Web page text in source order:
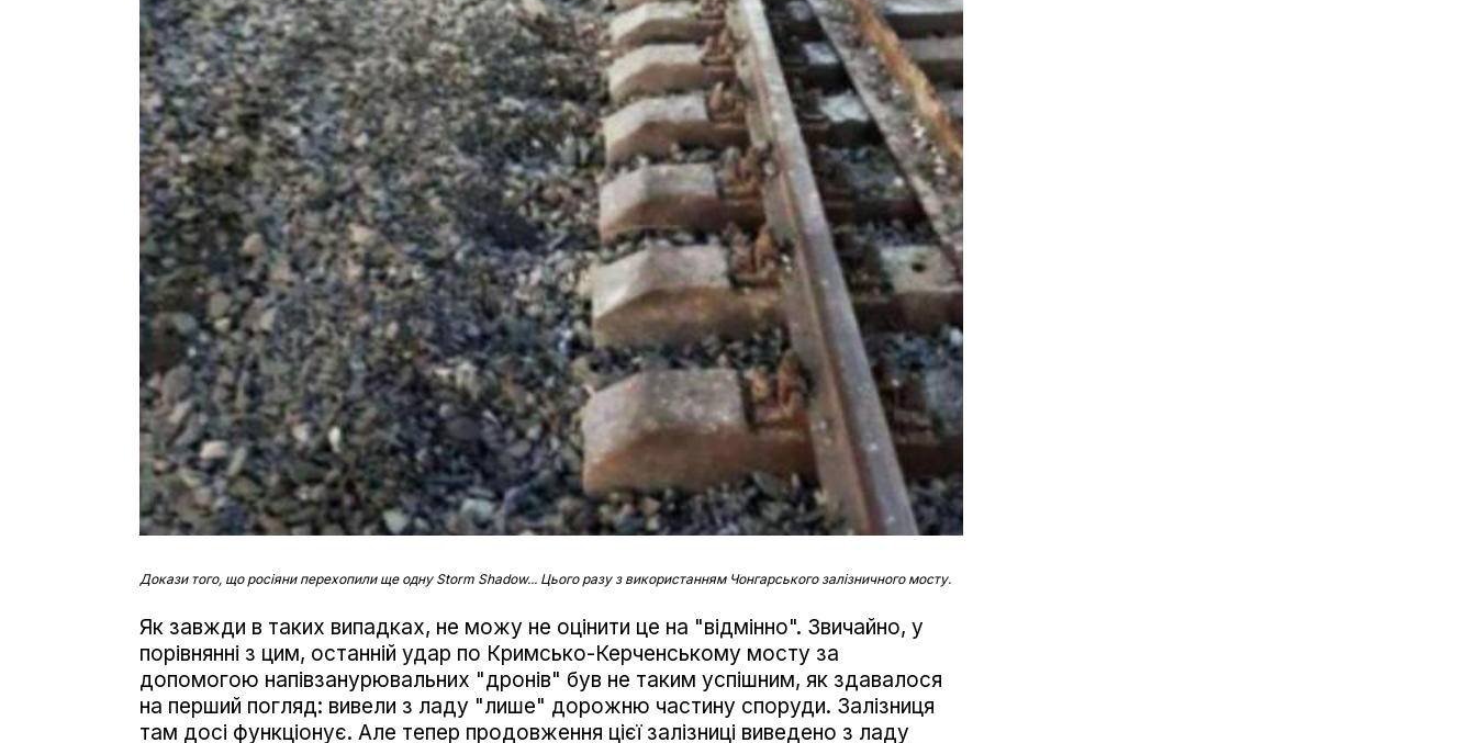
Докази того, що росіяни перехопили ще одну Storm Shadow... Цього разу з використанням Чонгарського залізничного мосту.
Як завжди в таких випадках, не можу не оцінити це на "відмінно". Звичайно, у
порівнянні з цим, останній удар по Кримсько-Керченському мосту за
допомогою напівзанурювальних "дронів" був не таким успішним, як здавалося
на перший погляд: вивели з ладу "лише" дорожню частину споруди. Залізниця
там досі функціонує. Але тепер продовження цієї залізниці виведено з ладу